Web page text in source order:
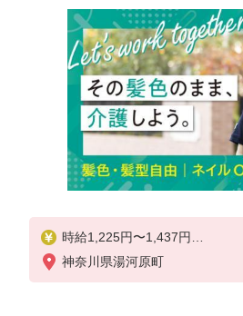
時給1,225円〜1,437円
★土日祝日は時給100円アップ！
神奈川県湯河原町